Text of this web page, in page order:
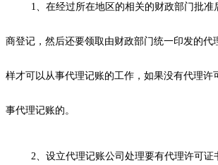
1、在经过所在地区的相关的财政部门批准
商登记，然后还要领取由财政部门统一印发的代
样才可以从事代理记账的工作，如果没有代理许
事代理记账的。
2、设立代理记账公司处理要有代理许可证